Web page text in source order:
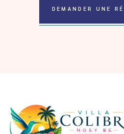
DEMANDER UNE